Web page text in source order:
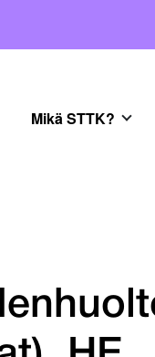
Mikä STTK?